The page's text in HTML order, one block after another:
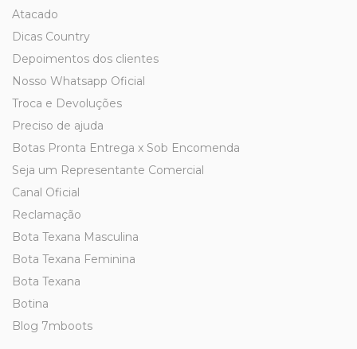
Atacado
Dicas Country
Depoimentos dos clientes
Nosso Whatsapp Oficial
Troca e Devoluções
Preciso de ajuda
Botas Pronta Entrega x Sob Encomenda
Seja um Representante Comercial
Canal Oficial
Reclamação
Bota Texana Masculina
Bota Texana Feminina
Bota Texana
Botina
Blog 7mboots